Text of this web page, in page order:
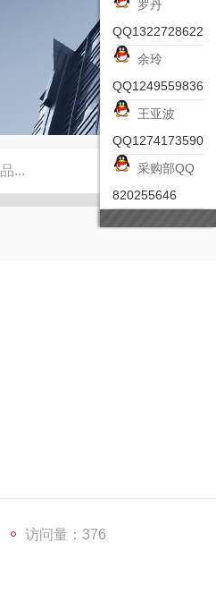
激光扫描仪 RZMO-TER-
访问量：376
罗丹
QQ1322728622
余玲
QQ1249559836
王亚波
QQ1274173590
采购部QQ
820255646